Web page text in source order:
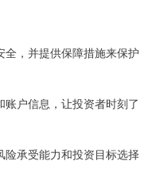
全，并提供保障措施来保护
户信息，让投资者时刻了
险承受能力和投资目标选择